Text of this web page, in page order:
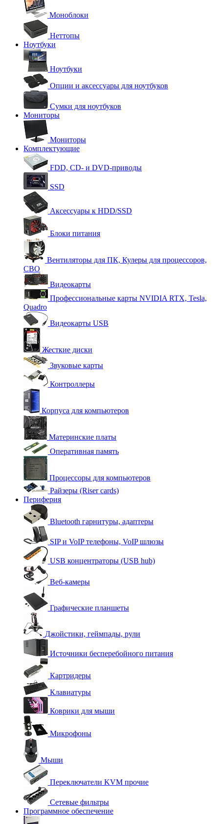
Моноблоки
Неттопы
Ноутбуки
Ноутбуки
Опции и аксессуары для ноутбуков
Сумки для ноутбуков
Мониторы
Мониторы
Комплектующие
FDD, CD- и DVD-приводы
SSD
Аксессуары к HDD/SSD
Блоки питания
Вентиляторы для ПК, Кулеры для процессоров,
СВО
Видеокарты
Профессиональные карты NVIDIA RTX, Tesla,
Quadro
Видеокарты USB
Жесткие диски
Звуковые карты
Контроллеры
Корпуса для компьютеров
Материнские платы
Оперативная память
Процессоры для компьютеров
Райзеры (Riser cards)
Периферия
Bluetooth гарнитуры, адаптеры
SIP и VoIP телефоны, VoIP шлюзы
USB концентраторы (USB hub)
Веб-камеры
Графические планшеты
Джойстики, геймпады, рули
Источники бесперебойного питания
Картридеры
Клавиатуры
Коврики для мыши
Микрофоны
Мыши
Переключатели KVM прочие
Сетевые фильтры
Программное обеспечение